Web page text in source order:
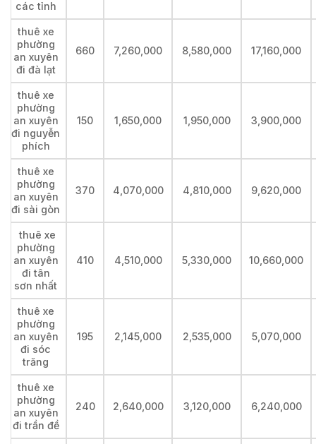
các tỉnh
thuê xe
phường
an xuyên
đi đà lạt
660 7,260,000 8,580,000 17,160,000
thuê xe
phường
an xuyên
đi nguyễn
phích
150 1,650,000 1,950,000 3,900,000
thuê xe
phường
an xuyên
đi sài gòn
370 4,070,000 4,810,000 9,620,000
thuê xe
phường
an xuyên
đi tân
sơn nhất
410 4,510,000 5,330,000 10,660,000
thuê xe
phường
an xuyên
đi sóc
trăng
195 2,145,000 2,535,000 5,070,000
thuê xe
phường
an xuyên
đi trần đề
240 2,640,000 3,120,000 6,240,000